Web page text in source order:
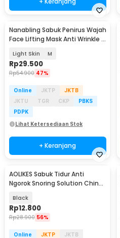
Nanabling Sabuk Penirus Wajah
Face Lifting Mask Anti Wrinkle -
Light Skin M
Rp29.500
Rp54.900 47%
Online JKTP
JKTB
JKTU
TGR CKP
PBKS
PDPK
Lihat Ketersediaan Stok
+ Keranjang
AOLIKES Sabuk Tidur Anti
Ngorok Snoring Solution Chin
Black
Rp12.800
Rp28.900 56%
Online JKTP
JKTB